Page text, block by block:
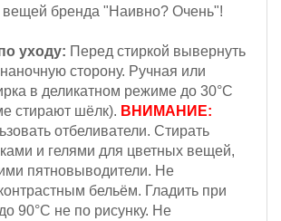
вещей бренда "Наивно? Очень"!
уходу: Перед стиркой вывернуть
сторону. Ручная или
в деликатном режиме до 30°С
стирают шёлк). ВНИМАНИЕ:
отбеливатели. Стирать
и гелями для цветных вещей,
пятновыводители. Не
бельём. Гладить при
90°С не по рисунку. Не